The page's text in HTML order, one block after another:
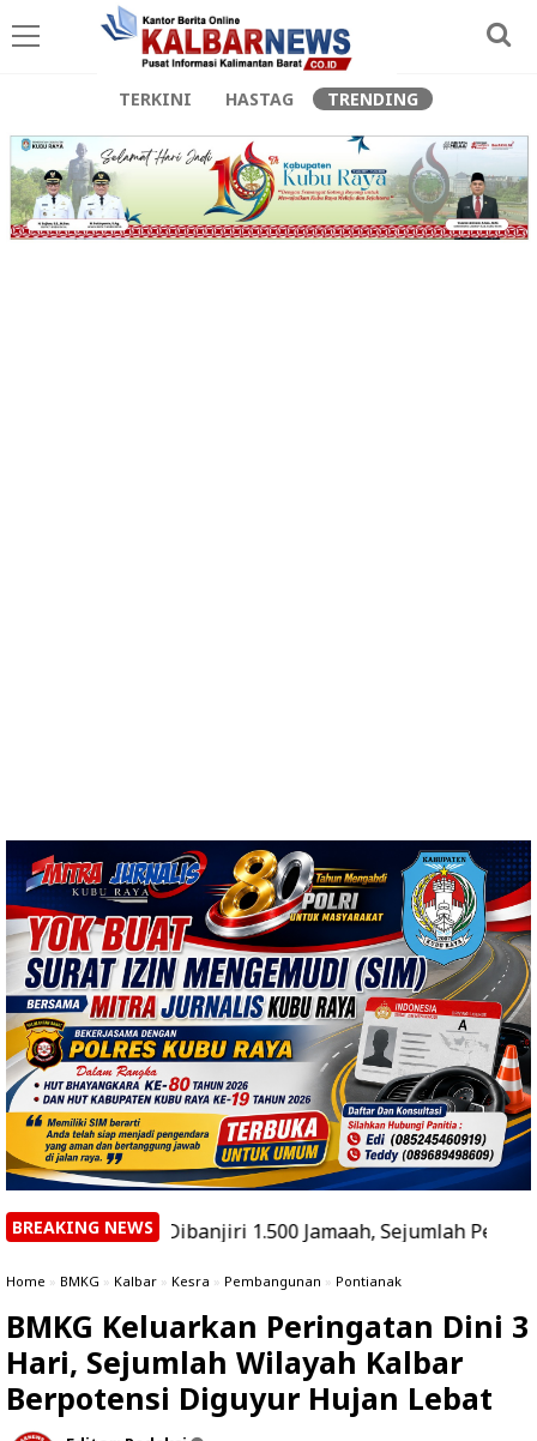
TERKINI HASTAG TRENDING
BREAKING NEWS
Dibanjiri 1.500 Jamaah, Sejumlah Pejabat Dijadwalkan
Home » BMKG » Kalbar » Kesra » Pembangunan » Pontianak
BMKG Keluarkan Peringatan Dini 3
Hari, Sejumlah Wilayah Kalbar
Berpotensi Diguyur Hujan Lebat